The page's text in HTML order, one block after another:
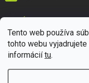
Tento web používa
tohto webu
informáciítu.